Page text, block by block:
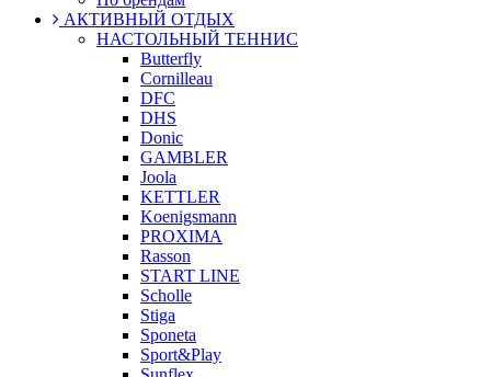
АКТИВНЫЙ ОТДЫХ
НАСТОЛЬНЫЙ ТЕННИС
Butterfly
Cornilleau
DFC
DHS
Donic
GAMBLER
Joola
KETTLER
Koenigsmann
PROXIMA
Rasson
START LINE
Scholle
Stiga
Sponeta
Sport&Play